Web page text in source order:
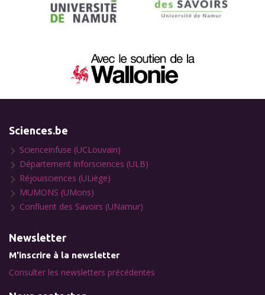
Sciences.be
Scienceinfuse (UCLouvain)
Département Inforsciences (ULB)
Réjouisciences (ULiège)
MUMONS (UMons)
Confluent des Savoirs (UNamur)
Newsletter
M'inscrire à la newsletter
Consulter les newsletters précédentes